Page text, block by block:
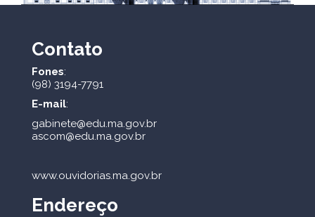
Contato
Fones:
(98) 3194-7791
E-mail:
gabinete@edu.ma.gov.br
ascom@edu.ma.gov.br
www.ouvidorias.ma.gov.br
Endereço